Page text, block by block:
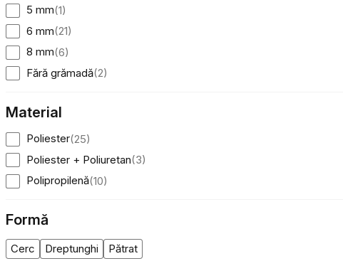
5 mm(1)
6 mm(21)
8 mm(6)
Fără grămadă(2)
Material
Poliester(25)
Poliester + Poliuretan(3)
Polipropilenă(10)
Formă
Cerc Dreptunghi Pătrat